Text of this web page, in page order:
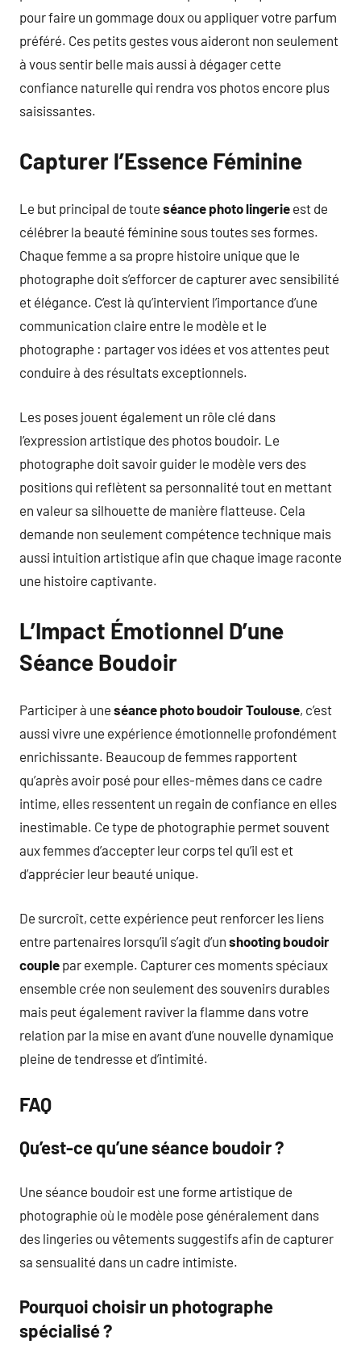
pour faire un gommage doux ou appliquer votre parfum
préféré. Ces petits gestes vous aideront non seulement
à vous sentir belle mais aussi à dégager cette
confiance naturelle qui rendra vos photos encore plus
saisissantes.
Capturer l’Essence Féminine
Le but principal de toute séance photo lingerie est de
célébrer la beauté féminine sous toutes ses formes.
Chaque femme a sa propre histoire unique que le
photographe doit s’efforcer de capturer avec sensibilité
et élégance. C’est là qu’intervient l’importance d’une
communication claire entre le modèle et le
photographe : partager vos idées et vos attentes peut
conduire à des résultats exceptionnels.
Les poses jouent également un rôle clé dans
l’expression artistique des photos boudoir. Le
photographe doit savoir guider le modèle vers des
positions qui reflètent sa personnalité tout en mettant
en valeur sa silhouette de manière flatteuse. Cela
demande non seulement compétence technique mais
aussi intuition artistique afin que chaque image raconte
une histoire captivante.
L’Impact Émotionnel D’une
Séance Boudoir
Participer à une séance photo boudoir Toulouse, c’est
aussi vivre une expérience émotionnelle profondément
enrichissante. Beaucoup de femmes rapportent
qu’après avoir posé pour elles-mêmes dans ce cadre
intime, elles ressentent un regain de confiance en elles
inestimable. Ce type de photographie permet souvent
aux femmes d’accepter leur corps tel qu’il est et
d’apprécier leur beauté unique.
De surcroît, cette expérience peut renforcer les liens
entre partenaires lorsqu’il s’agit d’un shooting boudoir
couple par exemple. Capturer ces moments spéciaux
ensemble crée non seulement des souvenirs durables
mais peut également raviver la flamme dans votre
relation par la mise en avant d’une nouvelle dynamique
pleine de tendresse et d’intimité.
FAQ
Qu’est-ce qu’une séance boudoir ?
Une séance boudoir est une forme artistique de
photographie où le modèle pose généralement dans
des lingeries ou vêtements suggestifs afin de capturer
sa sensualité dans un cadre intimiste.
Pourquoi choisir un photographe
spécialisé ?